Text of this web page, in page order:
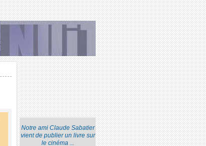
Notre ami Claude Sabatier
vient de publier un livre sur
le cinéma ...